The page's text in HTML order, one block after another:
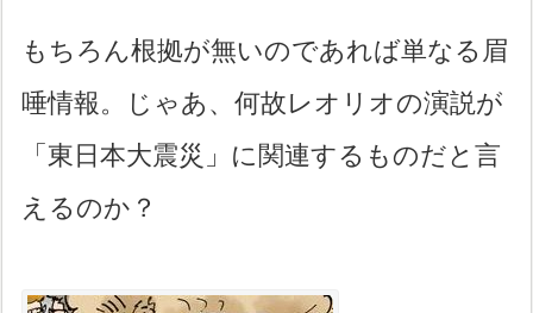
もちろん根拠が無いのであれば単なる眉
唾情報。じゃあ、何故レオリオの演説が
「東日本大震災」に関連するものだと言
えるのか？